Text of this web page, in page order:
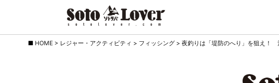
HOME > レジャー・アクティビティ > フィッシング > 夜釣りは「堤防のへり」を狙え！